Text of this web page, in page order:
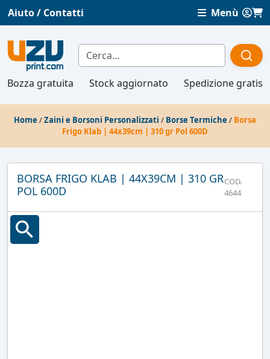
Aiuto / Contatti Menù
Bozza gratuita Stock aggiornato Spedizione gratis
Home /Zaini e Borsoni Personalizzati / Borse Termiche / Borsa
Frigo Klab | 44x39cm | 310 gr Pol 600D
BORSA FRIGO KLAB | 44X39CM | 310 GR
POL 600D
COD.
4644